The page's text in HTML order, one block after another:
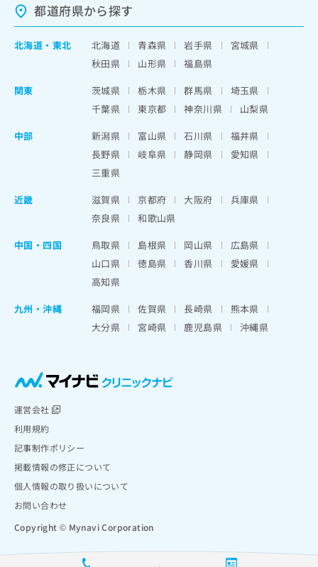
都道府県から探す
北海道 ・ 東北 北海道 青森県 岩手県
宮城県
秋田県
山形県
福島県
関東
茨城県 栃木県 群馬県
埼玉県
千葉県
東京都 神奈川県
山梨県
中部
新潟県 富山県 石川県
福井県
長野県
岐阜県 静岡県
愛知県
三重県
近畿
滋賀県 京都府 大阪府
兵庫県
奈良県
和歌山県
中国・四国
鳥取県 島根県 岡山県
広島県
山口県
徳島県 香川県
愛媛県
高知県
九州・沖縄
福岡県 佐賀県 長崎県
熊本県
大分県
宮崎県 鹿児島県 沖縄県
運営会社
利用規約
記事制作ポリシー
掲載情報の修正について
個人情報の取り扱いについて
お問い合わせ
Copyright © Mynavi Corporation